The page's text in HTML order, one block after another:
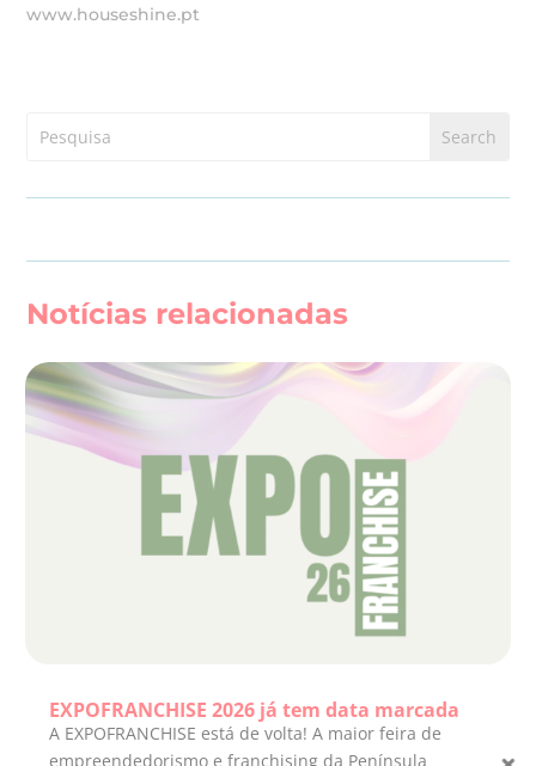
www.houseshine.pt
Notícias relacionadas
EXPOFRANCHISE 2026 já tem data marcada
A EXPOFRANCHISE está de volta! A maior feira de
empreendedorismo e franchising da Península